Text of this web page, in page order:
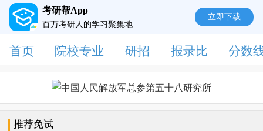
考研帮App
百万考研人的学习聚集地
立即下载
首页 院校专业 研招 报录比 分数
推荐免试